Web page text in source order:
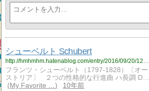
シューベルト Schubert
http://hmhmhm.hatenablog.com/entry/2016/09/20/124009
フランツ・シューベルト（1797-1828）〔オー
ストリア〕 ２つの性格的な行進曲 ハ長調 D…
My Favorite …
10年前